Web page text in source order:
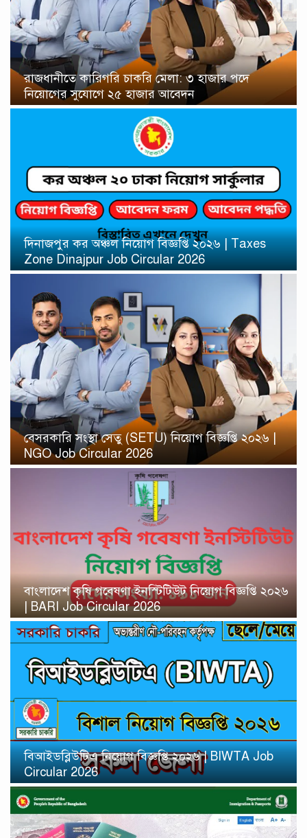
রাজধানীতে কারিগরি চাকরি মেলা: ৩ হাজার পদে
নিয়োগের সুযোগে ২৫ হাজার আবেদন
দিনাজপুর কর অঞ্চল নিয়োগ বিজ্ঞপ্তি ২০২৬ | Taxes
Zone Dinajpur Job Circular 2026
বেসরকারি সংস্থা সেতু (SETU) নিয়োগ বিজ্ঞপ্তি ২০২৬ |
NGO Job Circular 2026
বাংলাদেশ কৃষি গবেষণা ইনস্টিটিউট নিয়োগ বিজ্ঞপ্তি ২০২৬
| BARI Job Circular 2026
বিআইডব্লিউটিএ নিয়োগ বিজ্ঞপ্তি ২০২৬ | BIWTA Job
Circular 2026